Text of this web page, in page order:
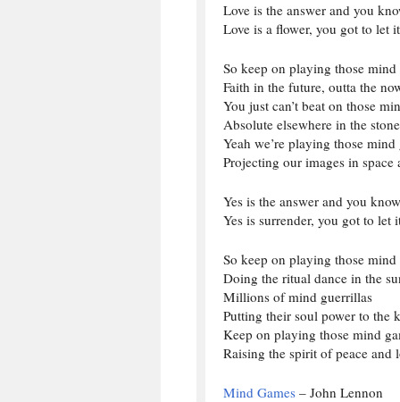
Love is the answer and you
Love is a flower, you got to let
So keep on playing those mind
Faith in the future, outta the
You just can’t beat on those
Absolute elsewhere in the
Yeah we’re playing those mind
Projecting our images in space
Yes is the answer and you
Yes is surrender, you got to let
So keep on playing those mind
Doing the ritual dance in the
Millions of mind guerrillas
Putting their soul power to the
Keep on playing those mind
Raising the spirit of peace and
Mind Games – John Lennon